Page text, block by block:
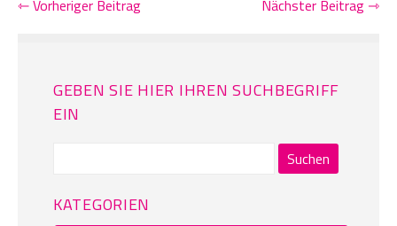
⇽ Vorheriger Beitrag Nächster Beitrag ⇾
GEBEN SIE HIER IHREN SUCHBEGRIFF
EIN
KATEGORIEN